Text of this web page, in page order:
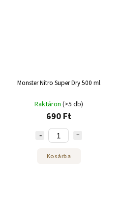
Monster Nitro Super Dry 500 ml
Raktáron (>5 db)
690 Ft
Kosárba